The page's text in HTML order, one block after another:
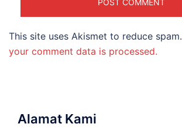
This site uses Akismet to reduce spam.
your comment data is processed.
Alamat Kami